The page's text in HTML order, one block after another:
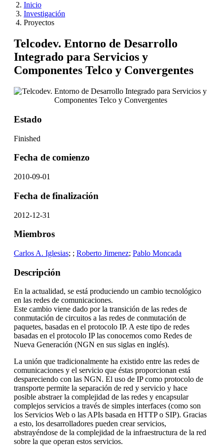
Inicio
Investigación
Proyectos
Telcodev. Entorno de Desarrollo
Integrado para Servicios y
Componentes Telco y Convergentes
Estado
Finished
Fecha de comienzo
2010-09-01
Fecha de finalización
2012-12-31
Miembros
Carlos A. Iglesias; ; Roberto Jimenez; Pablo Moncada
Descripción
En la actualidad, se está produciendo un cambio tecnológico
en las redes de comunicaciones.
Este cambio viene dado por la transición de las redes de
conmutación de circuitos a las redes de conmutación de
paquetes, basadas en el protocolo IP. A este tipo de redes
basadas en el protocolo IP las conocemos como Redes de
Nueva Generación (NGN en sus siglas en inglés).
La unión que tradicionalmente ha existido entre las redes de
comunicaciones y el servicio que éstas proporcionan está
despareciendo con las NGN. El uso de IP como protocolo de
transporte permite la separación de red y servicio y hace
posible abstraer la complejidad de las redes y encapsular
complejos servicios a través de simples interfaces (como son
los Servicios Web o las APIs basada en HTTP o SIP). Gracias
a esto, los desarrolladores pueden crear servicios,
abstrayéndose de la complejidad de la infraestructura de la red
sobre la que operan estos servicios.